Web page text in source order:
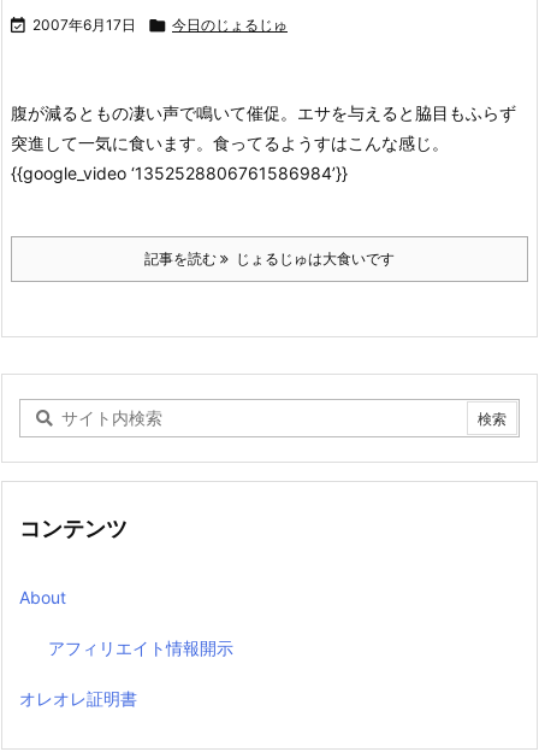
 2007年6月17日  今日のじょるじゅ
腹が減るともの凄い声で鳴いて催促。エサを与えると脇目もふらず
突進して一気に食います。食ってるようすはこんな感じ。
{{google_video ‘1352528806761586984’}}
記事を読む じょるじゅは大食いです
コンテンツ
About
アフィリエイト情報開示
オレオレ証明書